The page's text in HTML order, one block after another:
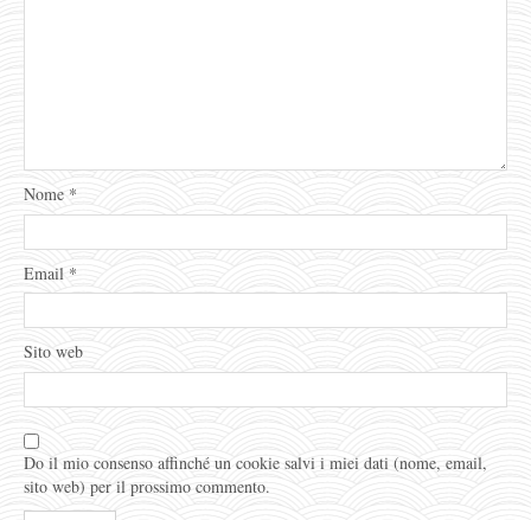
Nome *
Email *
Sito web
Do il mio consenso affinché un cookie salvi i miei dati (nome, email,
sito web) per il prossimo commento.